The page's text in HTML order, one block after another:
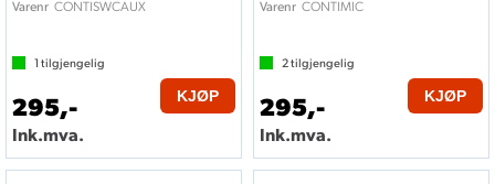
Varenr CONTISWCAUX
1 tilgjengelig
295,-
Ink.mva.
KJØP
Varenr CONTIMIC
2tilgjengelig
295,-
Ink.mva.
KJØP